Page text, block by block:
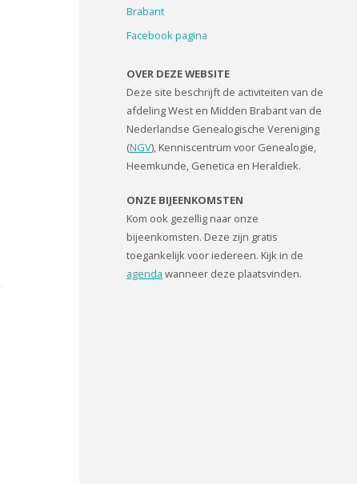
Brabant
Facebook pagina
OVER DEZE WEBSITE
Deze site beschrijft de activiteiten van de
afdeling West en Midden Brabant van de
Nederlandse Genealogische Vereniging
(NGV), Kenniscentrum voor Genealogie,
Heemkunde, Genetica en Heraldiek.
ONZE BIJEENKOMSTEN
Kom ook gezellig naar onze
bijeenkomsten. Deze zijn gratis
toegankelijk voor iedereen. Kijk in de
agenda wanneer deze plaatsvinden.